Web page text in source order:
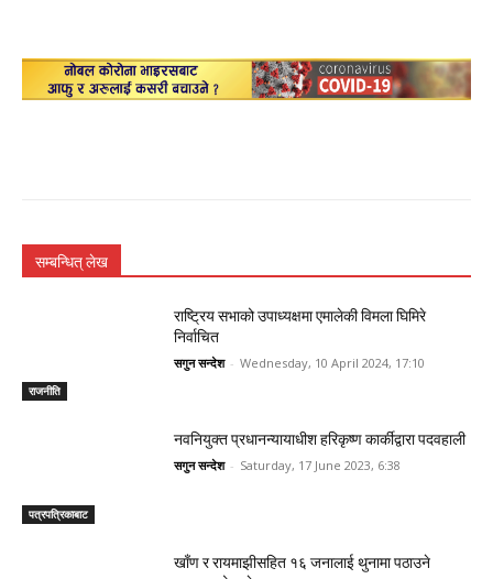
सम्बन्धित् लेख
राजनीति
राष्ट्रिय सभाको उपाध्यक्षमा एमालेकी विमला घिमिरे
निर्वाचित
सगुन सन्देश - Wednesday, 10 April 2024, 17:10
पत्रपत्रिकाबाट
नवनियुक्त प्रधानन्यायाधीश हरिकृष्ण कार्कीद्वारा पदवहाली
सगुन सन्देश - Saturday, 17 June 2023, 6:38
खाँण र रायमाझीसहित १६ जनालाई थुनामा पठाउने